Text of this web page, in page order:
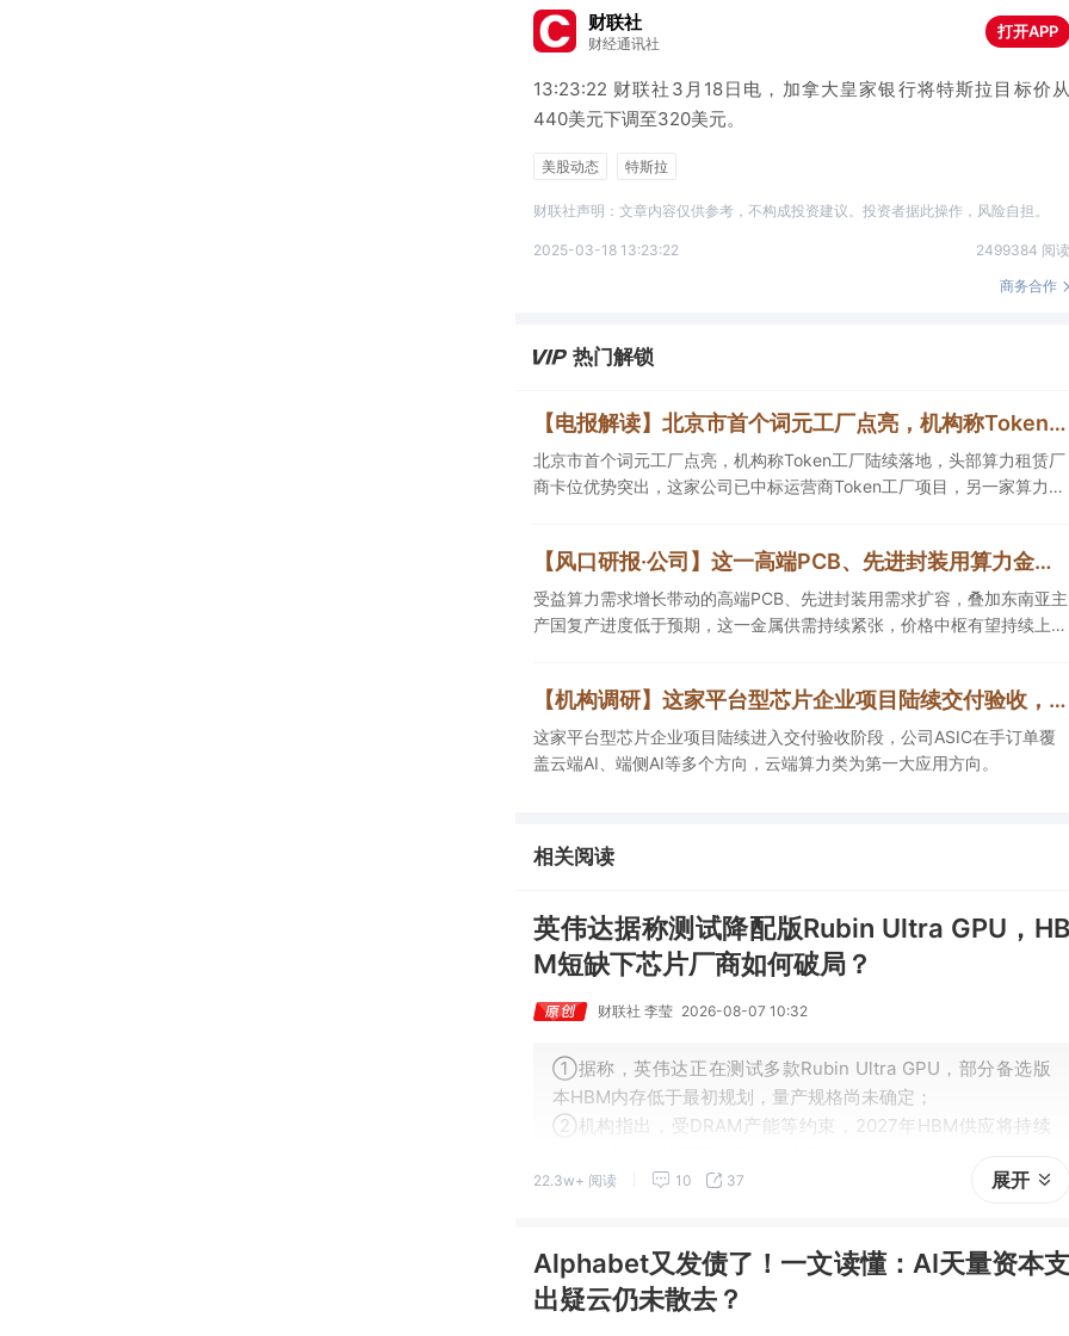
财联社
财经通讯社
打开APP
13:23:22 财联社3月18日电，加拿大皇家银行将特斯拉目标价从
440美元下调至320美元。
美股动态 特斯拉
财联社声明：文章内容仅供参考，不构成投资建议。投资者据此操作，风险自担。
2025-03-18 13:23:22
2499384 阅读
商务合作
热门解锁
【电报解读】北京市首个词元工厂点亮，机构称Token工厂陆续落地，头部算力租赁厂商卡位优势突出，这家公司已中标运营商Token工厂项目
北京市首个词元工厂点亮，机构称Token工厂陆续落地，头部算力租赁厂
商卡位优势突出，这家公司已中标运营商Token工厂项目，另一家算力租
【风口研报·公司】这一高端PCB、先进封装用算力金属需求持续扩容，公司产销量稳居全球第一，且量增计划稳步推进，有望充分受益价格上行
受益算力需求增长带动的高端PCB、先进封装用需求扩容，叠加东南亚主
产国复产进度低于预期，这一金属供需持续紧张，价格中枢有望持续上
价格上行。
【机构调研】这家平台型芯片企业项目陆续交付验收，ASIC在手订单覆盖云端AI等多个方向
这家平台型芯片企业项目陆续进入交付验收阶段，公司ASIC在手订单覆
盖云端AI、端侧AI等多个方向，云端算力类为第一大应用方向。
相关阅读
英伟达据称测试降配版Rubin Ultra GPU，HB
M短缺下芯片厂商如何破局？
财联社 李莹 2026-08-07 10:32
①据称，英伟达正在测试多款Rubin Ultra GPU，部分备选版
本HBM内存低于最初规划，量产规格尚未确定；
②机构指出，受DRAM产能等约束，2027年HBM供应将持续
③业内指出，英伟达尝试将预算转向光互联、分层存储等以弥
22.3w+ 阅读 10 37 展开
Alphabet又发债了！一文读懂：AI天量资本支
出疑云仍未散去？